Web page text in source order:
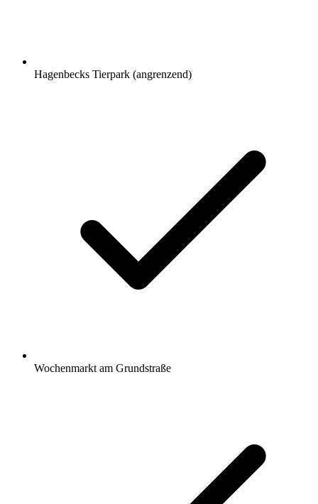
Hagenbecks Tierpark (angrenzend)
Wochenmarkt am Grundstraße